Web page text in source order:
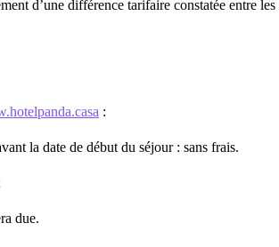
d’une différence tarifaire constatée entre
:
la date de début du séjour : sans frais.
due.